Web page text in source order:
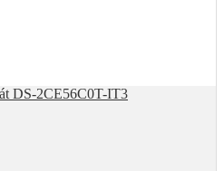
DS-2CE56C0T-IT3